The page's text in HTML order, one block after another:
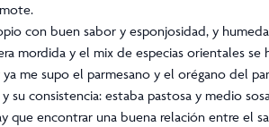
con buen sabor y esponjosidad, y
mordida y el mix de especias orientales
me supo el parmesano y el orégano del
su consistencia: estaba pastosa y medio
que encontrar una buena relación entre el